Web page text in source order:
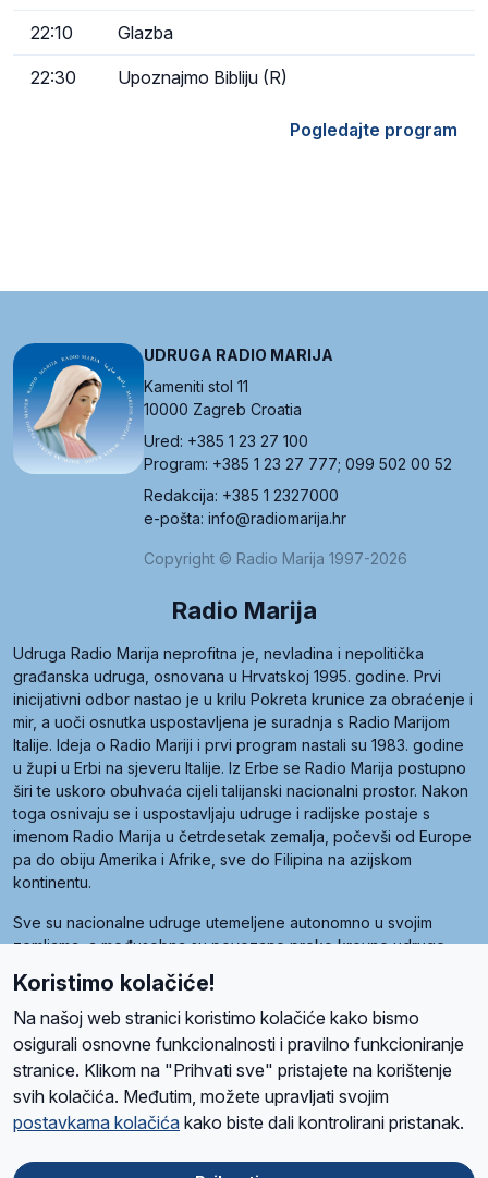
22:10 Glazba
22:30 Upoznajmo Bibliju (R)
Pogledajte program
UDRUGA RADIO MARIJA
Kameniti stol 11
10000 Zagreb Croatia
Ured: +385 1 23 27 100
Program: +385 1 23 27 777; 099 502 00 52
Redakcija: +385 1 2327000
e-pošta: info@radiomarija.hr
Copyright © Radio Marija 1997-2026
Radio Marija
Udruga Radio Marija neprofitna je, nevladina i nepolitička
građanska udruga, osnovana u Hrvatskoj 1995. godine. Prvi
inicijativni odbor nastao je u krilu Pokreta krunice za obraćenje i
mir, a uoči osnutka uspostavljena je suradnja s Radio Marijom
Italije. Ideja o Radio Mariji i prvi program nastali su 1983. godine
u župi u Erbi na sjeveru Italije. Iz Erbe se Radio Marija postupno
širi te uskoro obuhvaća cijeli talijanski nacionalni prostor. Nakon
toga osnivaju se i uspostavljaju udruge i radijske postaje s
imenom Radio Marija u četrdesetak zemalja, počevši od Europe
pa do obiju Amerika i Afrike, sve do Filipina na azijskom
kontinentu.
Sve su nacionalne udruge utemeljene autonomno u svojim
zemljama, a međusobna su povezane preko krovne udruge
Radio Maria). Svjetsku obitelj utemeljilo je sedam članica, među
kojima je i hrvatska Udruga Radio Marija.
O namaRadio ProgramVolonteriPrijateljiKontaktPravila privatnosti
Ova stranica je zaštićena Google reCAPTCHA sustavom
Koristimo kolačiće!
Na našoj web stranici koristimo kolačiće kako bismo
osigurali osnovne funkcionalnosti i pravilno funkcioniranje
stranice. Klikom na "Prihvati sve" pristajete na korištenje
svih kolačića. Međutim, možete upravljati svojim
postavkama kolačića kako biste dali kontrolirani pristanak.